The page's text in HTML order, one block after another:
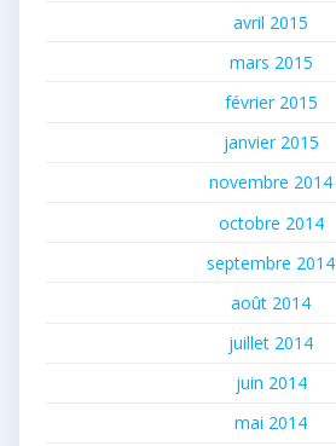
avril 2015
mars 2015
février 2015
janvier 2015
novembre 2014
octobre 2014
septembre 2014
août 2014
juillet 2014
juin 2014
mai 2014